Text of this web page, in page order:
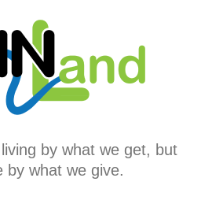
by what we get, but
by what we give.